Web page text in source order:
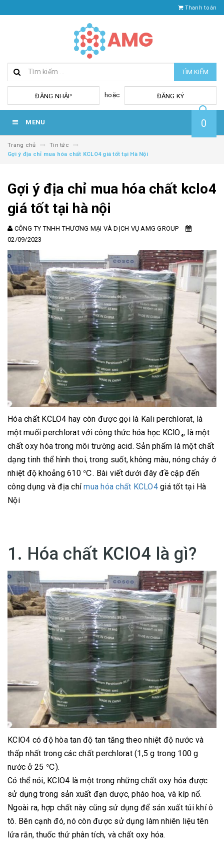
Thanh toán
TÌM KIẾM
ĐĂNG NHẬP hoặc ĐĂNG KÝ
MENU 0
Trang chủ
Tin tức
Gợi ý địa chỉ mua hóa chất KCLO4 giá tốt tại Hà Nội
Gợi ý địa chỉ mua hóa chất kclo4
giá tốt tại hà nội
CÔNG TY TNHH THƯƠNG MẠI VÀ DỊCH VỤ AMG GROUP
02/09/2023
Hóa chất KCLO4 hay còn được gọi là Kali perchlorat, là
một muối perchlorat với công thức hóa học KClO₄, là một
chất oxy hóa trong môi trường acid. Sản phẩm là một chất
dạng tinh thể hình thoi, trong suốt, không màu, nóng chảy ở
nhiệt độ khoảng 610 ℃. Bài viết dưới đây đề cập đến
công dụng và địa chỉmua hóa chất KCLO4 giá tốt tại Hà
Nội
1. Hóa chất KClO4 là gì?
KClO4 có độ hòa tan độ tan tăng theo nhiệt độ nước và
thấp nhất trong các chất perchlorat (1,5 g trong 100 g
nước ở 25 ℃).
Có thể nói, KClO4 là một trong những chất oxy hóa được
sử dụng trong sản xuất đạn dược, pháo hoa, và kíp nổ.
Ngoài ra, hợp chất này cũng sử dụng để sản xuất túi khí ô
tô. Bên cạnh đó, nó còn được sử dụng làm nhiên liệu tên
lửa rắn, thuốc thử phân tích, và chất oxy hóa.